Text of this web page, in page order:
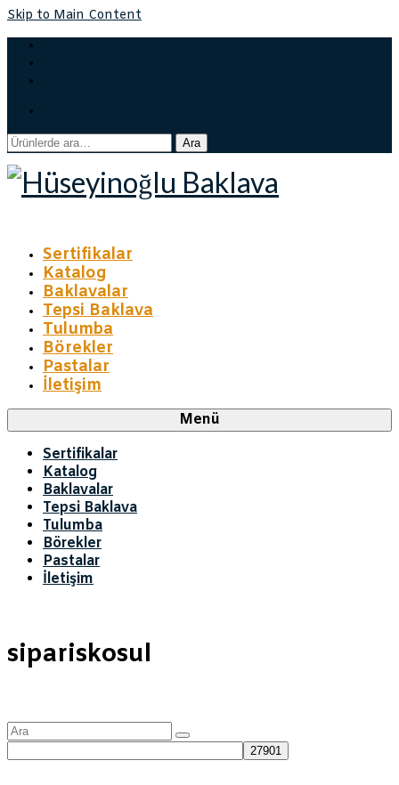
Skip to Main Content
Ara:
Ara
Sertifikalar
Katalog
Baklavalar
Tepsi Baklava
Tulumba
Börekler
Pastalar
İletişim
Menü
Sertifikalar
Katalog
Baklavalar
Tepsi Baklava
Tulumba
Börekler
Pastalar
İletişim
sipariskosul
Şunu
ara: